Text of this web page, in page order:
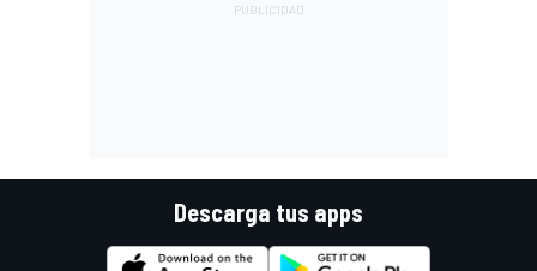
Descarga tus apps